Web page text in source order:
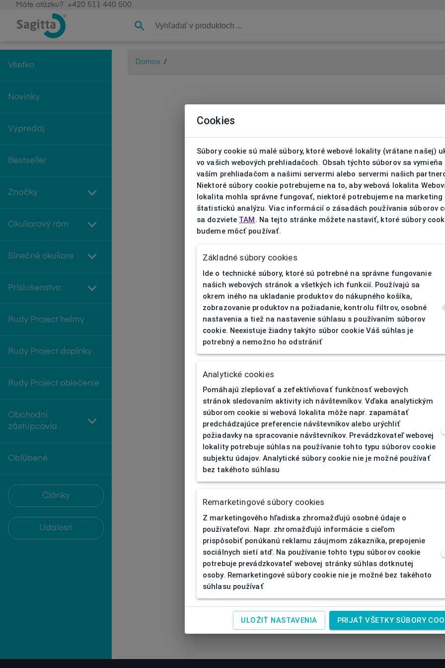
Máte otázku? +420 511 440 500
Všetko
Novinky
Výpredaj
Bestseller
Značky
Okuliarový rám
Slnečné okuliare
Príslušenstvo
Rudy Project helmy
Rudy Project doplnky
Rudy Project oblečenie
Obchodní
zástupcovia
Obľúbené
Články
Udalosti
Domov /
Cookies
Súbory cookie sú malé súbory, ktoré webové lokality (vrátane našej)
vo vašich webových prehliadačoch. Obsah týchto súborov sa vymieňa
vaším prehliadačom a našimi servermi alebo servermi našich
Niektoré súbory cookie potrebujeme na to, aby webová lokalita
lokalita mohla správne fungovať, niektoré potrebujeme na marketing
štatistickú analýzu. Viac informácií o zásadách používania súborov
sa dozviete TAM. Na tejto stránke môžete nastaviť, ktoré súbory
budeme môcť používať.
Základné súbory cookies
Ide o technické súbory, ktoré sú potrebné na správne fungovanie
našich webových stránok a všetkých ich funkcií. Používajú sa
okrem iného na ukladanie produktov do nákupného košíka,
zobrazovanie produktov na požiadanie, kontrolu filtrov, osobné
nastavenia a tiež na nastavenie súhlasu s používaním súborov
cookie. Neexistuje žiadny takýto súbor cookie Váš súhlas je
potrebný a nemožno ho odstrániť
Analytické cookies
Pomáhajú zlepšovať a zefektívňovať funkčnosť webových
stránok sledovaním aktivity ich návštevníkov. Vďaka analytickým
súborom cookie si webová lokalita môže napr. zapamätať
predchádzajúce preferencie návštevníkov alebo urýchliť
požiadavky na spracovanie návštevníkov. Prevádzkovateľ webovej
lokality potrebuje súhlas na používanie tohto typu súborov cookie
subjektu údajov. Analytické súbory cookie nie je možné používať
bez takéhoto súhlasu
Remarketingové súbory cookies
Z marketingového hľadiska zhromažďujú osobné údaje o
používateľovi. Napr. zhromažďujú informácie s cieľom
prispôsobiť ponúkanú reklamu záujmom zákazníka, prepojenie
sociálnych sietí atď. Na používanie tohto typu súborov cookie
potrebuje prevádzkovateľ webovej stránky súhlas dotknutej
osoby. Remarketingové súbory cookie nie je možné bez takéhoto
súhlasu používať
ULOŽIŤ NASTAVENIA PRIJAŤ VŠETKY SÚBORY